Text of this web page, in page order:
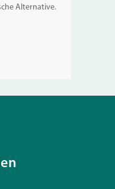
Alternative.